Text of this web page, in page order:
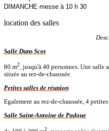
DIMANCHE messe à 10 h 30
location des salles
Salle Duns Scot
80 m2, jusqu'à 40 personnes. Une salle
située au rez-de-chaussée.
Petites salles de réunion
Egalement au rez-de-chaussée, 4
Salle Saint-Antoine de Padoue
2